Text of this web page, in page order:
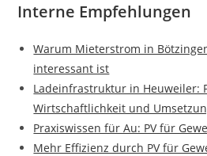
Interne Empfehlungen
Warum Mieterstrom in
interessant ist
Ladeinfrastruktur in Heuweiler:
Wirtschaftlichkeit und
Praxiswissen für Au: PV für
Mehr Effizienz durch PV für